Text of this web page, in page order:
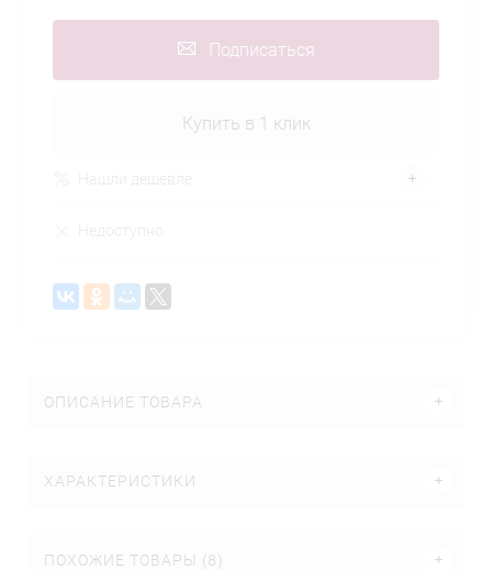
Подписаться
Купить в 1 клик
ОПИСАНИЕ ТОВАРА
ХАРАКТЕРИСТИКИ
ПОХОЖИЕ ТОВАРЫ (8)